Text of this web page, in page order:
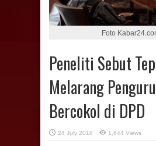
Foto
Peneliti Sebut
Melarang
Bercokol di DPD
24 July 2018 1,644 Views